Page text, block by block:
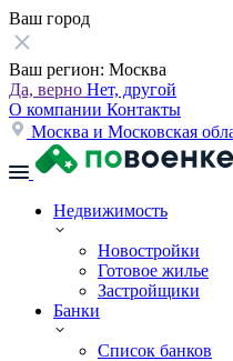
Ваш город
Ваш регион: Москва
Да, верно Нет, другой
О компании Контакты
Москва и Московская
Недвижимость
Новостройки
Готовое жилье
Застройщики
Банки
Список банков